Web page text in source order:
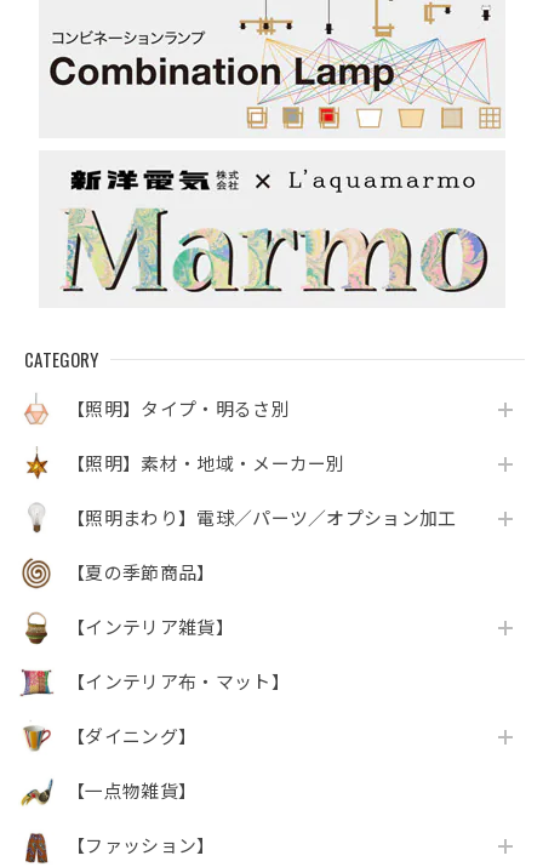
CATEGORY
【照明】タイプ・明るさ別
【照明】素材・地域・メーカー別
【照明まわり】電球／パーツ／オプション加工
【夏の季節商品】
【インテリア雑貨】
【インテリア布・マット】
【ダイニング】
【一点物雑貨】
【ファッション】